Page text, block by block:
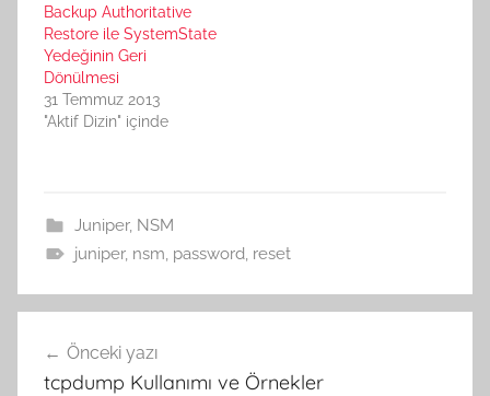
Backup Authoritative
Restore ile SystemState
Yedeğinin Geri
Dönülmesi
31 Temmuz 2013
"Aktif Dizin" içinde
Juniper, NSM
juniper, nsm, password, reset
gezinmesi
Önceki yazı
tcpdump Kullanımı ve Örnekler